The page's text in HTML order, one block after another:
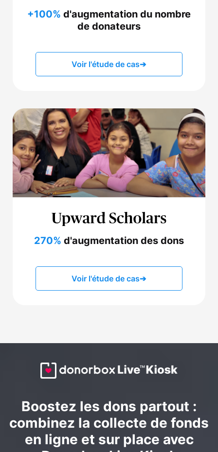
+100% d'augmentation du nombre
de donateurs
Voir l'étude de cas➔
270% d'augmentation des dons
Voir l'étude de cas➔
Boostez les dons partout :
combinez la collecte de fonds
en ligne et sur place avec